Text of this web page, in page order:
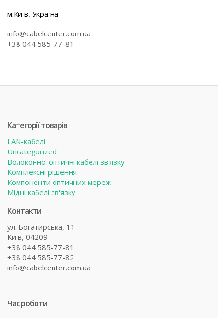
м.Київ, Україна
info@cabelcenter.com.ua
+38 044 585-77-81
Категорії товарів
LAN-кабелі
Uncategorized
Волоконно-оптичні кабелі зв'язку
Комплексні рішення
Компоненти оптичних мереж
Мідні кабелі зв'язку
Контакти
ул. Богатирська, 11
Київ, 04209
+38 044 585-77-81
+38 044 585-77-82
info@cabelcenter.com.ua
Час роботи